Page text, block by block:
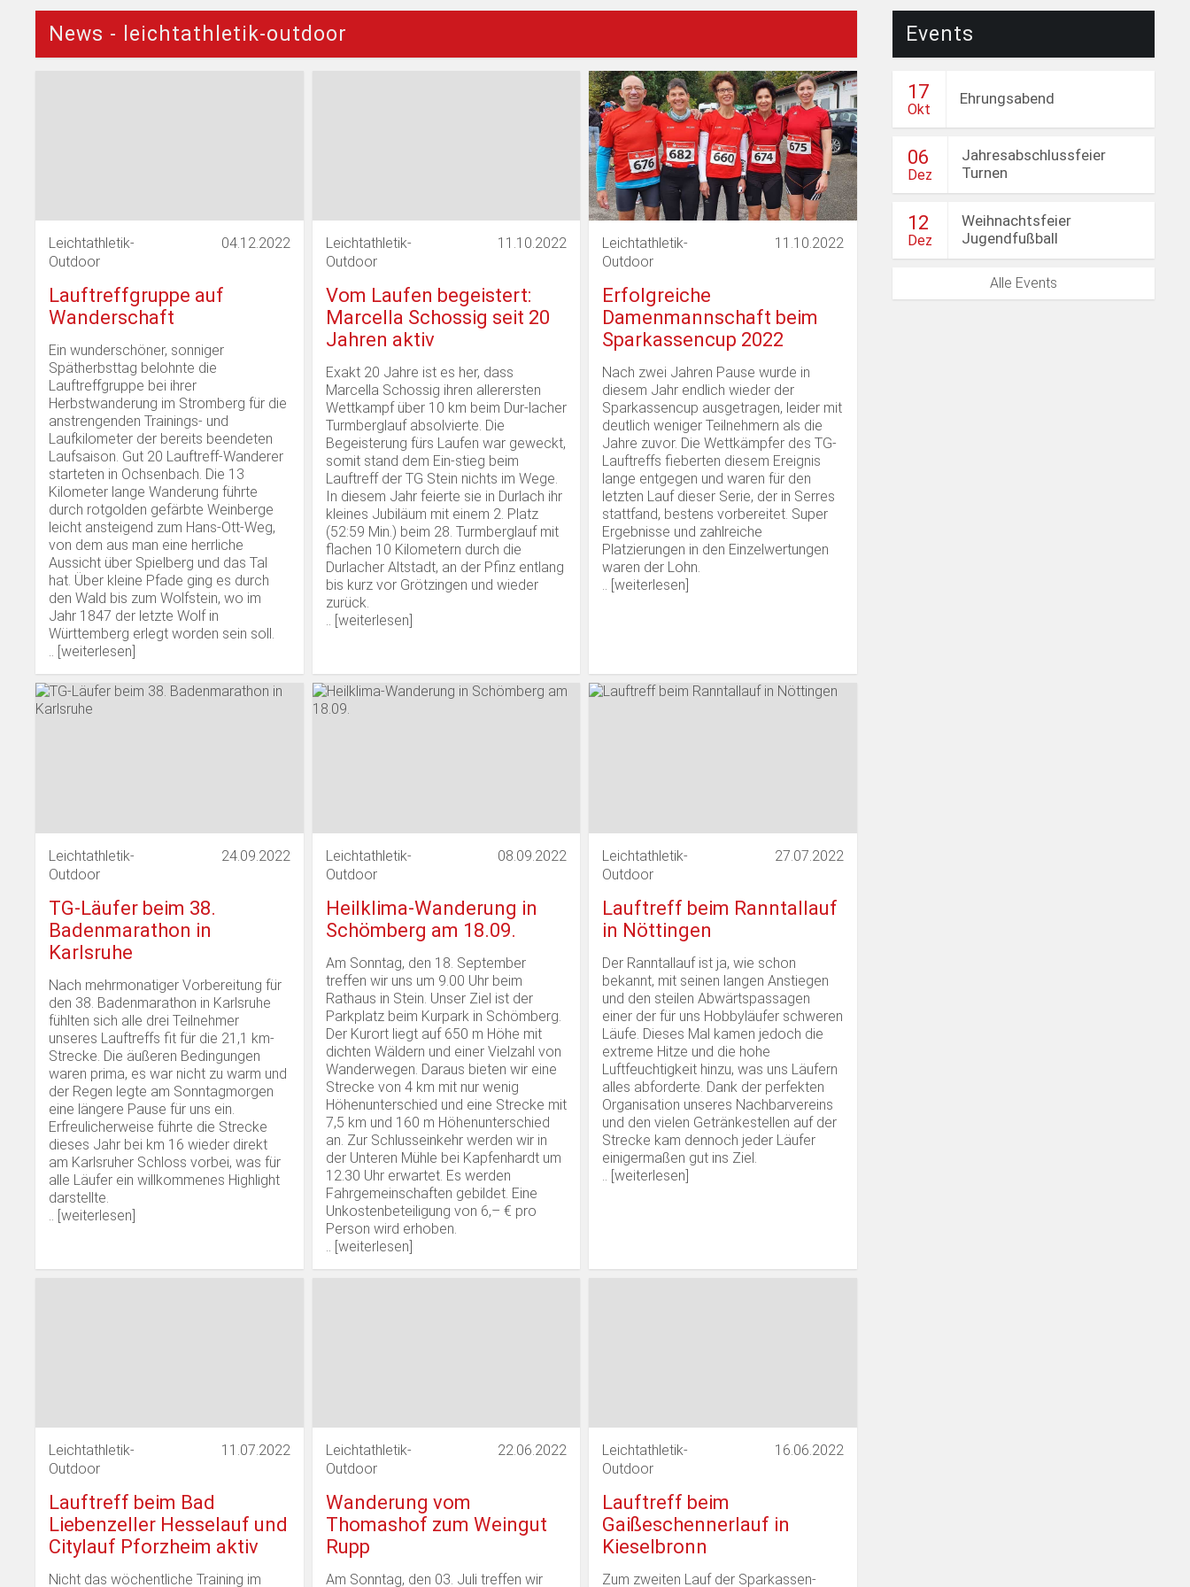
TeambekleidungFür Kinder und Jugendliche
News - leichtathletik-outdoor
Leichtathletik-
Outdoor
04.12.2022
Lauftreffgruppe auf
Wanderschaft
Ein wunderschöner, sonniger
Spätherbsttag belohnte die
Lauftreffgruppe bei ihrer
Herbstwanderung im Stromberg für die
anstrengenden Trainings- und
Laufkilometer der bereits beendeten
Laufsaison. Gut 20 Lauftreff-Wanderer
starteten in Ochsenbach. Die 13
Kilometer lange Wanderung führte
durch rotgolden gefärbte Weinberge
leicht ansteigend zum Hans-Ott-Weg,
von dem aus man eine herrliche
Aussicht über Spielberg und das Tal
hat. Über kleine Pfade ging es durch
den Wald bis zum Wolfstein, wo im
Jahr 1847 der letzte Wolf in
Württemberg erlegt worden sein soll.
.. [weiterlesen
Leichtathletik-
Outdoor
11.10.2022
Vom Laufen begeistert:
Marcella Schossig seit 20
Jahren aktiv
Exakt 20 Jahre ist es her, dass
Marcella Schossig ihren allerersten
Wettkampf über 10 km beim Dur-lacher
Turmberglauf absolvierte. Die
Begeisterung fürs Laufen war geweckt,
somit stand dem Ein-stieg beim
Lauftreff der TG Stein nichts im Wege.
In diesem Jahr feierte sie in Durlach ihr
kleines Jubiläum mit einem 2. Platz
(52:59 Min.) beim 28. Turmberglauf mit
flachen 10 Kilometern durch die
Durlacher Altstadt, an der Pfinz entlang
bis kurz vor Grötzingen und wieder
zurück.
.. [ weiterlesen
Leichtathletik-
Outdoor
11.10.2022
Erfolgreiche
Damenmannschaft beim
Sparkassencup 2022
Nach zwei Jahren Pause wurde in
diesem Jahr endlich wieder der
Sparkassencup ausgetragen, leider mit
deutlich weniger Teilnehmern als die
Jahre zuvor. Die Wettkämpfer des TG-
Lauftreffs fieberten diesem Ereignis
lange entgegen und waren für den
letzten Lauf dieser Serie, der in Serres
stattfand, bestens vorbereitet. Super
Ergebnisse und zahlreiche
Platzierungen in den Einzelwertungen
waren der Lohn.
.. [weiterlesen
Leichtathletik-
Outdoor
24.09.2022
TG-Läufer beim 38.
Badenmarathon in
Karlsruhe
Nach mehrmonatiger Vorbereitung für
den 38. Badenmarathon in Karlsruhe
fühlten sich alle drei Teilnehmer
unseres Lauftreffs fit für die 21,1 km-
Strecke. Die äußeren Bedingungen
waren prima, es war nicht zu warm und
der Regen legte am Sonntagmorgen
eine längere Pause für uns ein.
Erfreulicherweise führte die Strecke
dieses Jahr bei km 16 wieder direkt
am Karlsruher Schloss vorbei, was für
alle Läufer ein willkommenes Highlight
darstellte.
.. [weiterlesen]
Leichtathletik-
Outdoor
08.09.2022
Heilklima-Wanderung in
Schömberg am 18.09.
Am Sonntag, den 18. September
treffen wir uns um 9.00 Uhr beim
Rathaus in Stein. Unser Ziel ist der
Parkplatz beim Kurpark in Schömberg.
Der Kurort liegt auf 650 m Höhe mit
dichten Wäldern und einer Vielzahl von
Wanderwegen. Daraus bieten wir eine
Strecke von 4 km mit nur wenig
Höhenunterschied und eine Strecke mit
7,5 km und 160 m Höhenunterschied
an. Zur Schlusseinkehr werden wir in
der Unteren Mühle bei Kapfenhardt um
12.30 Uhr erwartet. Es werden
Fahrgemeinschaften gebildet. Eine
Unkostenbeteiligung von 6,– € pro
Person wird erhoben.
.. [weiterlesen]
Leichtathletik-
Outdoor
27.07.2022
Lauftreff beim Ranntallauf
in Nöttingen
Der Ranntallauf ist ja, wie schon
bekannt, mit seinen langen Anstiegen
und den steilen Abwärtspassagen
einer der für uns Hobbyläufer schweren
Läufe. Dieses Mal kamen jedoch die
extreme Hitze und die hohe
Luftfeuchtigkeit hinzu, was uns Läufern
alles abforderte. Dank der perfekten
Organisation unseres Nachbarvereins
und den vielen Getränkestellen auf der
Strecke kam dennoch jeder Läufer
einigermaßen gut ins Ziel.
.. [weiterlesen]
Leichtathletik-
Outdoor
11.07.2022
Lauftreff beim Bad
Liebenzeller Hesselauf und
Citylauf Pforzheim aktiv
Nicht das wöchentliche Training im
Leichtathletik-
Outdoor
22.06.2022
Wanderung vom
Thomashof zum Weingut
Rupp
Am Sonntag, den 03. Juli treffen wir
Leichtathletik-
Outdoor
16.06.2022
Lauftreff beim
Gaißeschennerlauf in
Kieselbronn
Zum zweiten Lauf der Sparkassen-
Events
17
Okt
Ehrungsabend
06
Dez
Jahresabschlussfeier
Turnen
12
Dez
Weihnachtsfeier
Jugendfußball
Alle Events